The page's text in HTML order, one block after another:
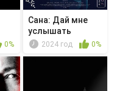
0%
Сана: Дай мне
услышать
2024 год 0%